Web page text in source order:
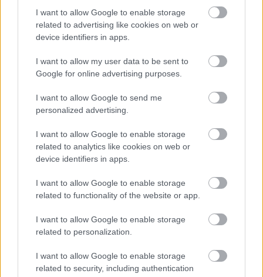
I want to allow Google to enable storage
related to advertising like cookies on web or
device identifiers in apps.
I want to allow my user data to be sent to
Google for online advertising purposes.
I want to allow Google to send me
personalized advertising.
I want to allow Google to enable storage
related to analytics like cookies on web or
device identifiers in apps.
I want to allow Google to enable storage
related to functionality of the website or app.
I want to allow Google to enable storage
related to personalization.
I want to allow Google to enable storage
related to security, including authentication
később fejleszthetjük zsoldosunkat.
Oh, igen és vannak fegyverek is. A rengeteg űrkredit és
az utadban álló, nagyjából négy méter magas szörny
magad. Az Alien: Isolationből merített játékmenet